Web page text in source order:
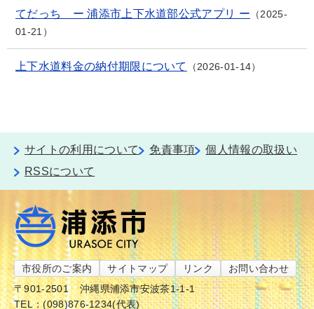
てだっち ー 浦添市上下水道部公式アプリ ー
2025-
01-21
上下水道料金の納付期限について 2026-01-14
サイトの利用について 免責事項
個人情報の取扱い
RSSについて
市役所のご案内 サイトマップ リンク
お問い合わせ
〒901-2501
沖縄県浦添市安波茶1-1-1
TEL：(098)876-1234(代表)